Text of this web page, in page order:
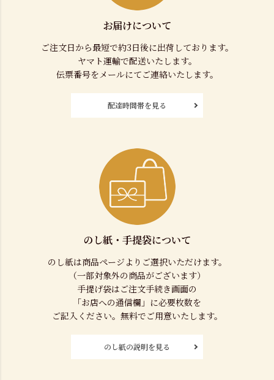
お届けについて
ご注文日から最短で約3日後に出荷しております。
ヤマト運輸で配送いたします。
伝票番号をメールにてご連絡いたします。
配達時間帯を見る
のし紙・手提袋について
のし紙は商品ページよりご選択いただけます。
（一部対象外の商品がございます）
手提げ袋はご注文手続き画面の
「お店への通信欄」に必要枚数を
ご記入ください。無料でご用意いたします。
のし紙の説明を見る